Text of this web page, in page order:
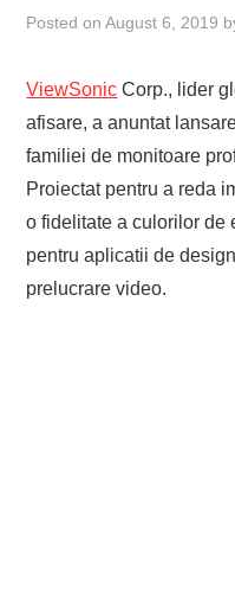
Posted onAugust 6, 2019
ViewSonic Corp., lider
afisare, a anuntat
familiei de monitoare
Proiectat pentru a reda
o fidelitate a culorilor de
pentru aplicatii de
prelucrare video.